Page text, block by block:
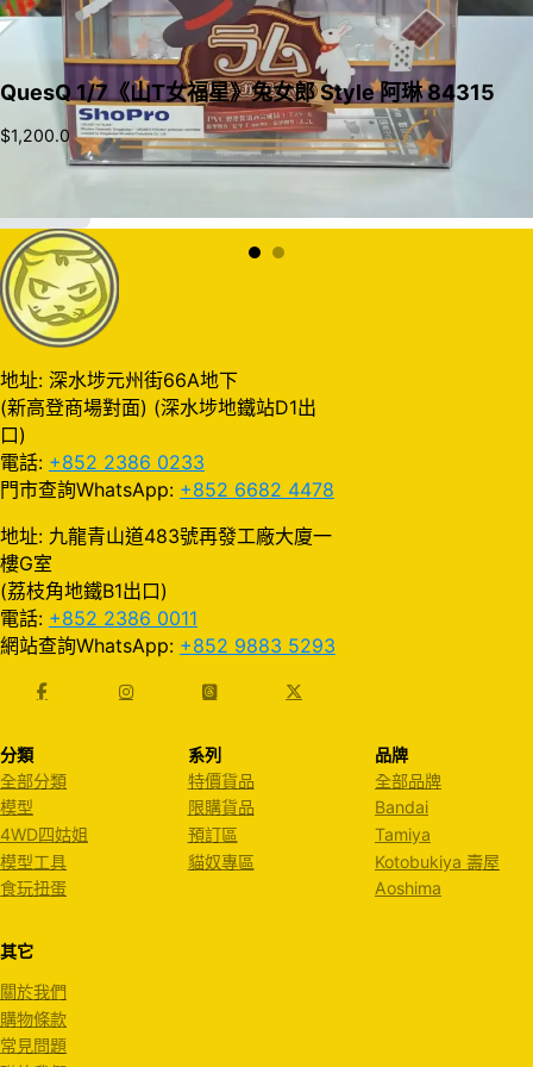
QuesQ 1/7《山T女福星》兔女郎 Style 阿琳 84315
$1,200.0
地址: 深水埗元州街66A地下
(新高登商場對面) (深水埗地鐵站D1出
口)
電話: +852 2386 0233
門市查詢WhatsApp: +852 6682 4478
地址: 九龍青山道483號再發工廠大廈一
樓G室
(荔枝角地鐵B1出口)
電話: +852 2386 0011
網站查詢WhatsApp: +852 9883 5293
分類
全部分類
模型
4WD四姑姐
模型工具
食玩扭蛋
系列
特價貨品
限購貨品
預訂區
貓奴專區
品牌
全部品牌
Bandai
Tamiya
Kotobukiya 壽屋
Aoshima
其它
關於我們
購物條款
常見問題